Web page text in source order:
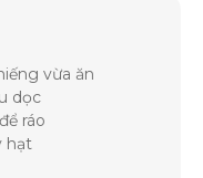
vừa ăn
dọc
ráo
hạt